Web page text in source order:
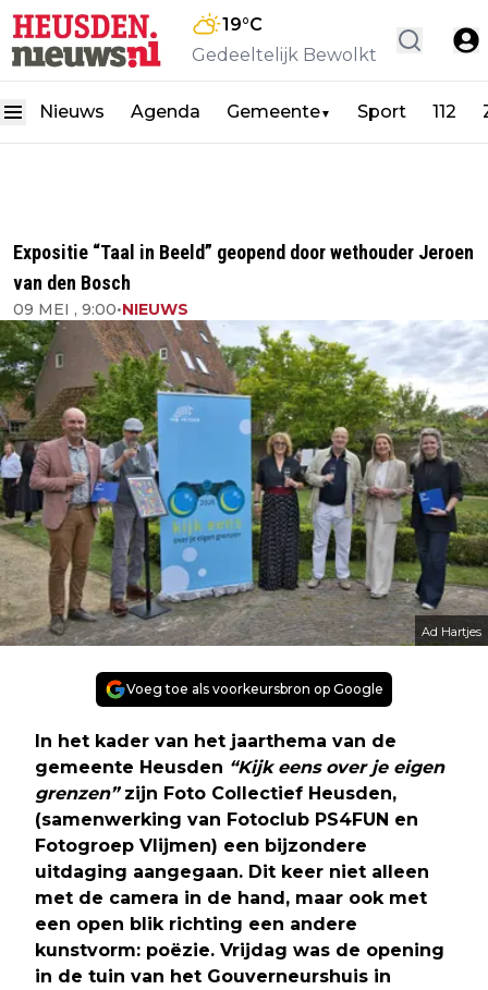
19°C
Gedeeltelijk Bewolkt
Nieuws Agenda Gemeente▼ Sport 112
Expositie “Taal in Beeld” geopend door wethouder Jeroen
van den Bosch
09 MEI , 9:00•NIEUWS
Ad Hartjes
Voeg toe als voorkeursbron op Google
In het kader van het jaarthema van de
gemeente Heusden “Kijk eens over je eigen
grenzen”zijn Foto Collectief Heusden,
(samenwerking van Fotoclub PS4FUN en
Fotogroep Vlijmen) een bijzondere
uitdaging aangegaan. Dit keer niet alleen
met de camera in de hand, maar ook met
een open blik richting een andere
kunstvorm: poëzie. Vrijdag was de opening
in de tuin van het Gouverneurshuis in